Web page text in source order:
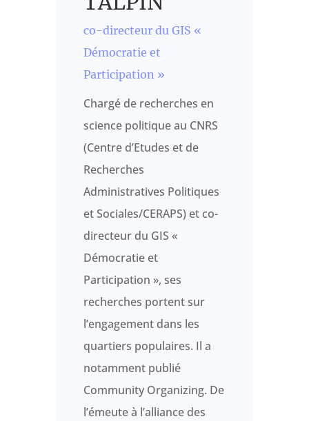
co-directeur du GIS «
Démocratie et
Participation »
Chargé de recherches en
science politique au CNRS
(Centre d’Etudes et de
Recherches
Administratives Politiques
et Sociales/CERAPS) et co-
directeur du GIS «
Démocratie et
Participation », ses
recherches portent sur
l’engagement dans les
quartiers populaires. Il a
notamment publié
Community Organizing. De
l’émeute à l’alliance des